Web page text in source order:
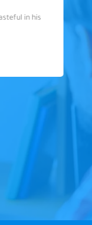
in his